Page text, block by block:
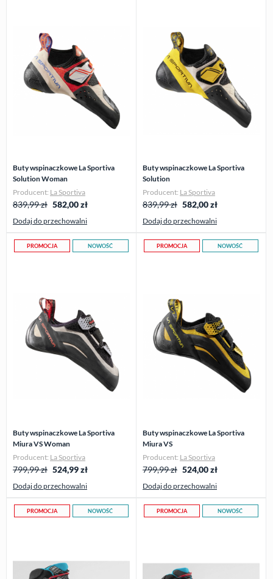
Buty wspinaczkowe La Sportiva
Solution Woman
Producent: La Sportiva
839,99 zł 582,00zł
Dodaj do przechowalni
Buty wspinaczkowe La Sportiva
Solution
Producent: La Sportiva
839,99 zł 582,00zł
Dodaj do przechowalni
PROMOCJA NOWOŚĆ
Buty wspinaczkowe La Sportiva
Miura VS Woman
Producent: La Sportiva
799,99 zł 524,99zł
Dodaj do przechowalni
PROMOCJA NOWOŚĆ
Buty wspinaczkowe La Sportiva
Miura VS
Producent: La Sportiva
799,99 zł 524,00zł
Dodaj do przechowalni
PROMOCJA NOWOŚĆ PROMOCJA NOWOŚĆ